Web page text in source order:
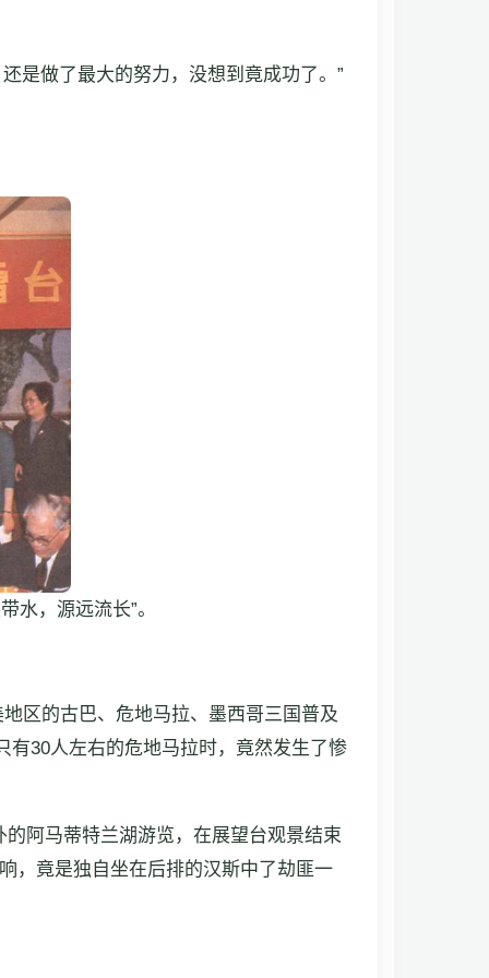
是做了最大的努力，没想到竟成功了。”
水，源远流长”。
区的古巴、危地马拉、墨西哥三国普及
有30人左右的危地马拉时，竟然发生了惨
阿马蒂特兰湖游览，在展望台观景结束
，竟是独自坐在后排的汉斯中了劫匪一